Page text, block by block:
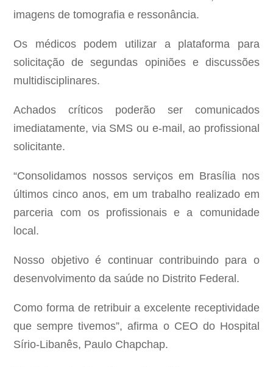
imagens de tomografia e ressonância.
Os médicos podem utilizar a plataforma para
solicitação de segundas opiniões e discussões
multidisciplinares.
Achados críticos poderão ser comunicados
imediatamente, via SMS ou e-mail, ao profissional
solicitante.
“Consolidamos nossos serviços em Brasília nos
últimos cinco anos, em um trabalho realizado em
parceria com os profissionais e a comunidade
local.
Nosso objetivo é continuar contribuindo para o
desenvolvimento da saúde no Distrito Federal.
Como forma de retribuir a excelente receptividade
que sempre tivemos”, afirma o CEO do Hospital
Sírio-Libanês, Paulo Chapchap.